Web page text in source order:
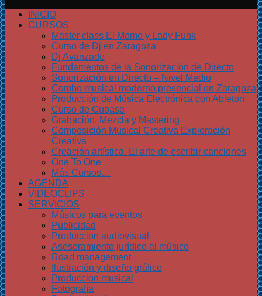
INICIO
CURSOS
Master class El Momo y Lady Funk
Curso de Dj en Zaragoza
Dj Avanzado
Fundamentos de la Sonorización de Directo
Sonorización en Directo – Nivel Medio
Combo musical moderno presencial en Zaragoza
Producción de Música Electrónica con Ableton
Curso de Cubase
Grabación, Mezcla y Mastering
Composición Musical Creativa Exploración
Creativa
Creación artística. El arte de escribir canciones
One To One
Más Cursos…
AGENDA
VIDEOCLIPS
SERVICIOS
Músicos para eventos
Publicidad
Producción audiovisual
Asesoramiento jurídico al músico
Road management
Ilustración y diseño gráfico
Producción musical
Fotografía